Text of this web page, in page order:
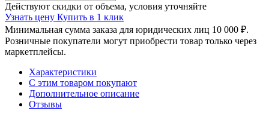
Действуют скидки от объема, условия уточняйте
Узнать цену Купить в 1 клик
Минимальная сумма заказа для юридических лиц 10 000 ₽.
Розничные покупатели могут приобрести товар только через
маркетплейсы.
Характеристики
С этим товаром покупают
Дополнительное описание
Отзывы